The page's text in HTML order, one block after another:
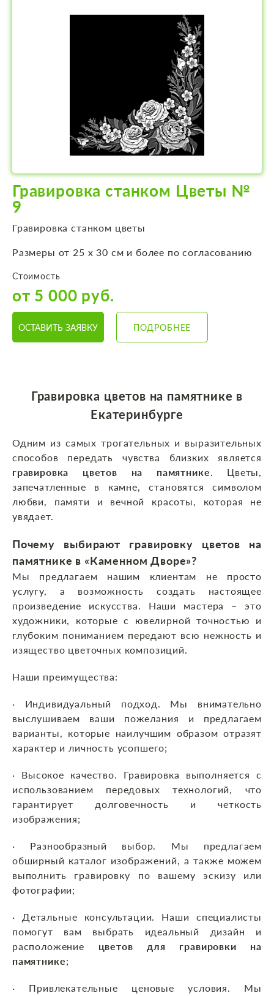
Гравировка станком Цветы №
9
Гравировка станком цветы
Размеры от 25 х 30 см и более по согласованию
Стоимость
от 5 000 руб.
ОСТАВИТЬ ЗАЯВКУ ПОДРОБНЕЕ
Гравировка цветов на памятнике в
Екатеринбурге
Одним из самых трогательных и выразительных
способов передать чувства близких является
гравировка цветов на памятнике. Цветы,
запечатленные в камне, становятся символом
любви, памяти и вечной красоты, которая не
увядает.
Почему выбирают гравировку цветов на
памятнике в «Каменном Дворе»?
Мы предлагаем нашим клиентам не просто
услугу, а возможность создать настоящее
произведение искусства. Наши мастера – это
художники, которые с ювелирной точностью и
глубоким пониманием передают всю нежность и
изящество цветочных композиций.
Наши преимущества:
· Индивидуальный подход. Мы внимательно
выслушиваем ваши пожелания и предлагаем
варианты, которые наилучшим образом отразят
характер и личность усопшего;
· Высокое качество. Гравировка выполняется с
использованием передовых технологий, что
гарантирует долговечность и четкость
изображения;
· Разнообразный выбор. Мы предлагаем
обширный каталог изображений, а также можем
выполнить гравировку по вашему эскизу или
фотографии;
· Детальные консультации. Наши специалисты
помогут вам выбрать идеальный дизайн и
расположение цветов для гравировки на
памятнике;
· Привлекательные ценовые условия. Мы